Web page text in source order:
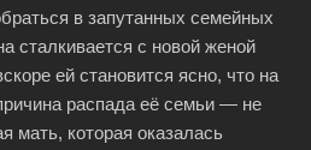
в запутанных семейных
сталкивается с новой женой
ей становится ясно, что на
распада её семьи — не
мать, которая оказалась